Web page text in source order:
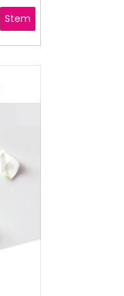
Stem